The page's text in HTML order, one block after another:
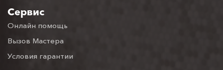
Сервис
Онлайн помощь
Вызов Мастера
Условия гарантии